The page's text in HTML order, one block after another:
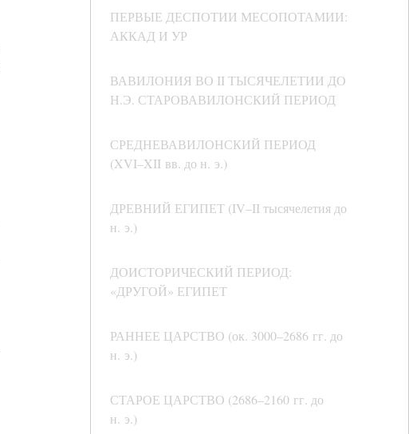
ПЕРВЫЕ ДЕСПОТИИ МЕСОПОТАМИИ:
АККАД И УР
ВАВИЛОНИЯ ВО II ТЫСЯЧЕЛЕТИИ ДО
Н.Э. СТАРОВАВИЛОНСКИЙ ПЕРИОД
СРЕДНЕВАВИЛОНСКИЙ ПЕРИОД
(XVI–XII вв. до н. э.)
ДРЕВНИЙ ЕГИПЕТ (IV–II тысячелетия до
н. э.)
ДОИСТОРИЧЕСКИЙ ПЕРИОД:
«ДРУГОЙ» ЕГИПЕТ
РАННЕЕ ЦАРСТВО (ок. 3000–2686 гг. до
н. э.)
СТАРОЕ ЦАРСТВО (2686–2160 гг. до
н. э.)